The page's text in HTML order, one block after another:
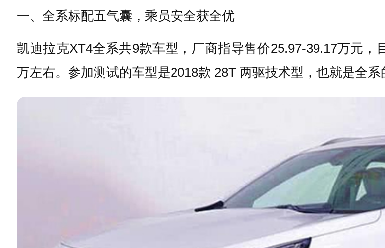
一、全系标配五气囊，乘员安全获全优
凯迪拉克XT4全系共9款车型，厂商指导售价25.97-39.17万元
万左右。参加测试的车型是2018款 28T 两驱技术型，也就是全系